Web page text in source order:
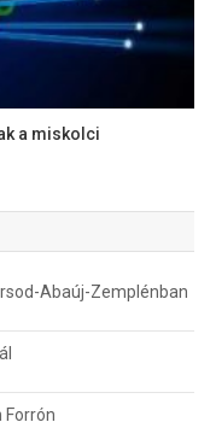
a miskolci
Abaúj-Zemplénban
Forrón